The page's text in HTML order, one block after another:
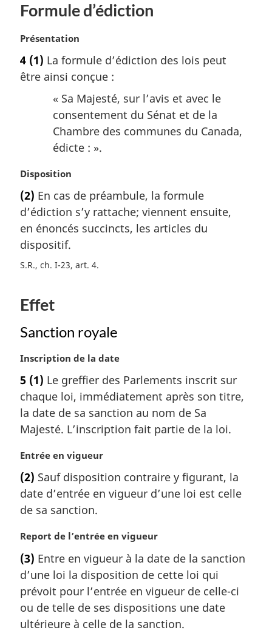
:
n
l
e
Formule d’édiction
N
t
e
a
e
:
Présentation
4 (1) La formule d’édiction des lois peut
être ainsi conçue :
« Sa Majesté, sur l’avis et avec le
consentement du Sénat et de la
Chambre des communes du Canada,
édicte : ».
N
t
e
m
a
g
a
e
Disposition
(2) En cas de préambule, la formule
d’édiction s’y rattache; viennent ensuite,
en énoncés succincts, les articles du
dispositif.
S.R., ch. I-23, art. 4
Effet
Sanction royale
N
t
e
m
a
g
n
a
e
:
Inscription de la date
5 (1) Le greffier des Parlements inscrit sur
chaque loi, immédiatement après son titre,
la date de sa sanction au nom de Sa
Majesté. L’inscription fait partie de la loi.
N
t
e
m
r
i
n
a
l
e
:
Entrée en vigueur
(2) Sauf disposition contraire y figurant, la
date d’entrée en vigueur d’une loi est celle
de sa sanction.
N
t
e
m
r
g
Report de l’entrée en vigueur
(3) Entre en vigueur à la date de la sanction
d’une loi la disposition de cette loi qui
prévoit pour l’entrée en vigueur de celle-ci
ou de telle de ses dispositions une date
ultérieure à celle de la sanction.